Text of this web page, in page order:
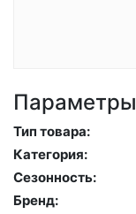
Параметры
Тип товара:
Категория:
Сезонность:
Бренд: